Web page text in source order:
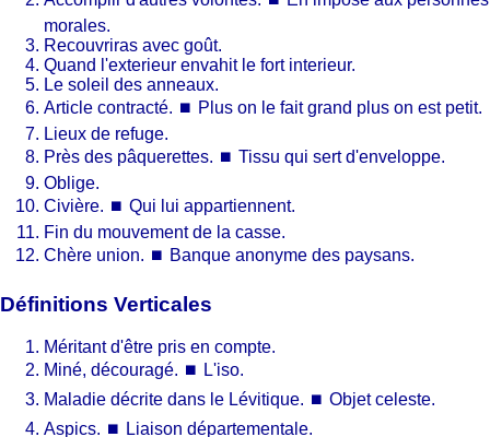
morales.
Recouvriras avec goût.
Quand l'exterieur envahit le fort interieur.
Le soleil des anneaux.
Article contracté. ⏹ Plus on le fait grand plus on est petit.
Lieux de refuge.
Près des pâquerettes. ⏹ Tissu qui sert d'enveloppe.
Oblige.
Civière. ⏹ Qui lui appartiennent.
Fin du mouvement de la casse.
Chère union. ⏹ Banque anonyme des paysans.
Définitions Verticales
Méritant d'être pris en compte.
Miné, découragé. ⏹ L'iso.
Maladie décrite dans le Lévitique. ⏹ Objet celeste.
Aspics. ⏹ Liaison départementale.